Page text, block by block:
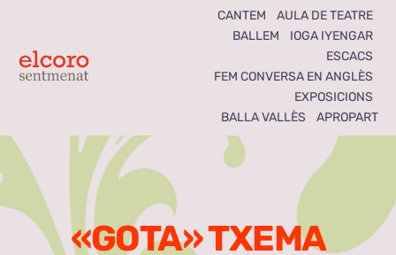
content
Toggle
Notícies
CANTEM
AULA DE TEATRE
BALLEM
IOGA IYENGAR
ESCACS
FEM CONVERSA EN ANGLÈS
EXPOSICIONS
BALLA VALLÈS
APROPART
«GOTA» TXEMA